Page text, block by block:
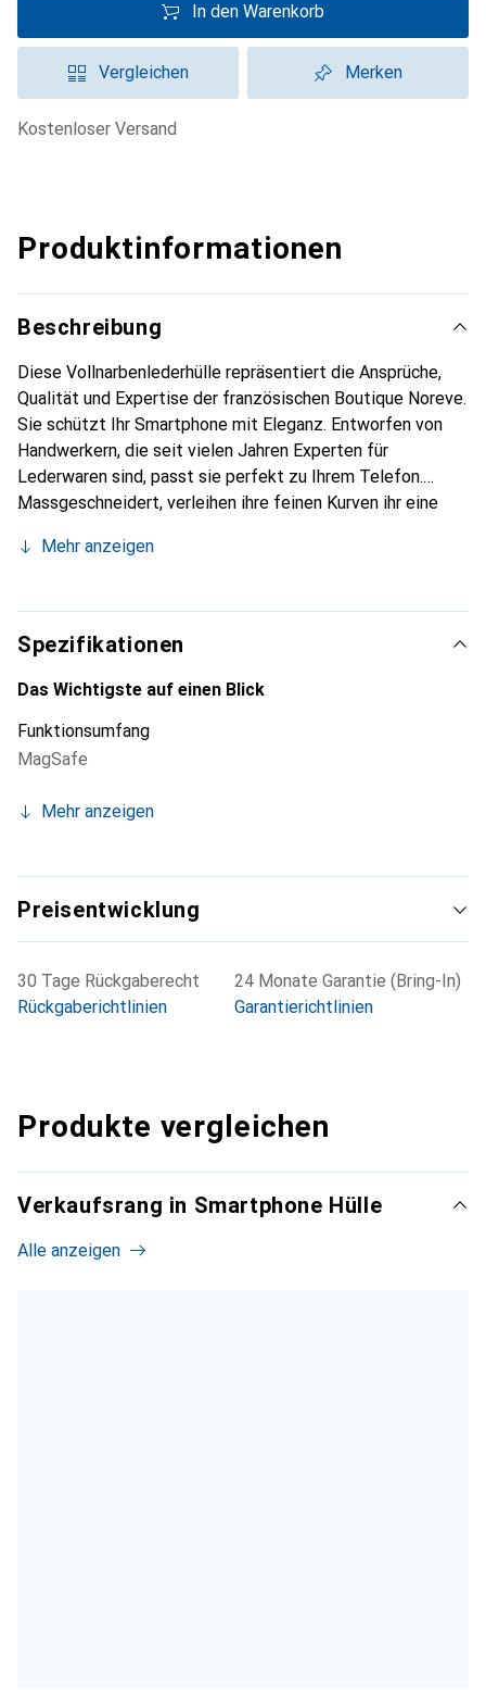
In den Warenkorb
Vergleichen Merken
kostenloser Versand
Produktinformationen
Beschreibung
Diese Vollnarbenlederhülle repräsentiert die Ansprüche,
Qualität und Expertise der französischen Boutique Noreve.
Sie schützt Ihr Smartphone mit Eleganz. Entworfen von
Handwerkern, die seit vielen Jahren Experten für
Lederwaren sind, passt sie perfekt zu Ihrem Telefon.
Massgeschneidert, verleihen ihre feinen Kurven ihr eine
Accessoire Ihres Smartphones. International anerkannt für
sichere Wahl für eine anspruchsvolle Kundschaft.
Mehr anzeigen
Spezifikationen
Das Wichtigste auf einen Blick
Funktionsumfang
MagSafe
Mehr anzeigen
Preisentwicklung
30 Tage Rückgaberecht
Rückgaberichtlinien
24 Monate Garantie (Bring-In)
Garantierichtlinien
Produkte vergleichen
Verkaufsrang in Smartphone Hülle
Alle anzeigen